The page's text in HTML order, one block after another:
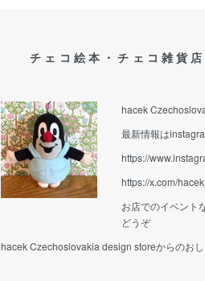
チェコ絵本・チェコ雑貨
hacek
最新情報は
https://
https://x.com/
お店でのイベント
どうぞ
hacek Czechoslovakia design storeからのお